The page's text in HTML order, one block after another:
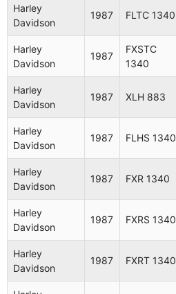
Harley
1983
Harley
1983
FLHTC
Harley
1983
Harley
1983
Harley
1983
Harley
1984
Harley
1984
Harley
Davidson
1987 FLTC 1340
Harley
Davidson
1987
FXSTC
1340
Harley
Davidson
1987 XLH 883
Harley
Davidson
1987 FLHS 1340
Harley
Davidson
1987 FXR 1340
Harley
Davidson
1987 FXRS 1340
Harley
Davidson
1987 FXRT 1340